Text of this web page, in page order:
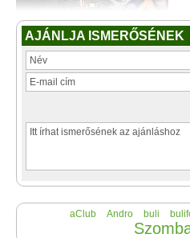
AJÁNLJA ISMERŐSÉNEK
aClub Andro buli